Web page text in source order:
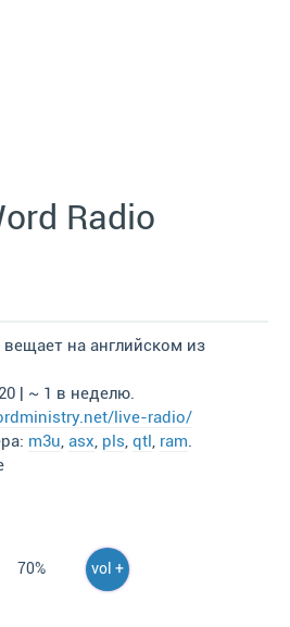
Radio
вещает на английском из
| ~ 1 в неделю.
live-radio/
m3u, asx, pls, qtl, ram.
70% vol +